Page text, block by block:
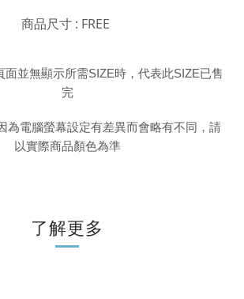
商品尺寸 : FREE
面並無顯示所需SIZE時，代表此SIZE已售
完
為電腦螢幕設定有差異而會略有不同，請
以實際商品顏色為準
了解更多